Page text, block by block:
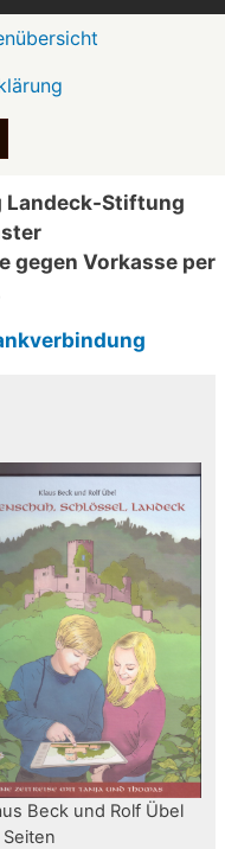
Landeck-Stiftung
gegen Vorkasse per
Beck und Rolf Übel